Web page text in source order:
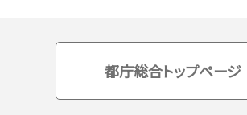
都庁総合トップページ